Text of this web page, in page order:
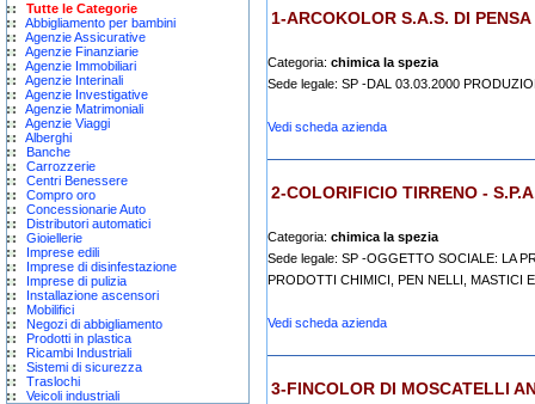
Tutte le Categorie
Abbigliamento per bambini
Agenzie Assicurative
Agenzie Finanziarie
Agenzie Immobiliari
Agenzie Interinali
Agenzie Investigative
Agenzie Matrimoniali
Agenzie Viaggi
Alberghi
Banche
Carrozzerie
Centri Benessere
Compro oro
Concessionarie Auto
Distributori automatici
Gioiellerie
Imprese edili
Imprese di disinfestazione
Imprese di pulizia
Installazione ascensori
Mobilifici
Negozi di abbigliamento
Prodotti in plastica
Ricambi Industriali
Sistemi di sicurezza
Traslochi
Veicoli industriali
1-ARCOKOLOR S.A.S. DI
Categoria: chimica la spezia
Sede legale: SP -DAL 03.03.2000
Vedi scheda azienda
2-COLORIFICIO TIRRENO -
Categoria: chimica la spezia
Sede legale: SP -OGGETTO SOCIALE: LA
PRODOTTI CHIMICI, PEN NELLI, MASTICI
Vedi scheda azienda
3-FINCOLOR DI MOSCATELLI